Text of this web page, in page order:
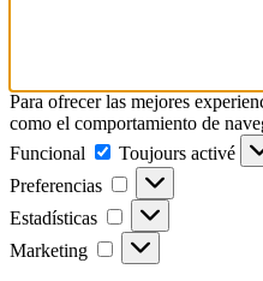
Para ofrecer las mejores
como el comportamiento de
Funcional
Funcional
Toujours activé
Preferencias
Preferencias
Estadísticas Estadísticas
Marketing Marketing